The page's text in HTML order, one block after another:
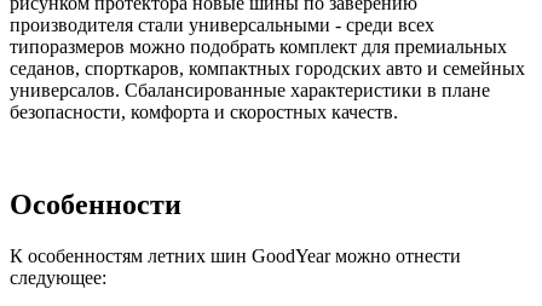
производителя стали универсальными - среди всех
типоразмеров можно подобрать комплект для премиальных
седанов, спорткаров, компактных городских авто и семейных
универсалов. Сбалансированные характеристики в плане
безопасности, комфорта и скоростных качеств.
Особенности
К особенностям летних шин GoodYear можно отнести
следующее: